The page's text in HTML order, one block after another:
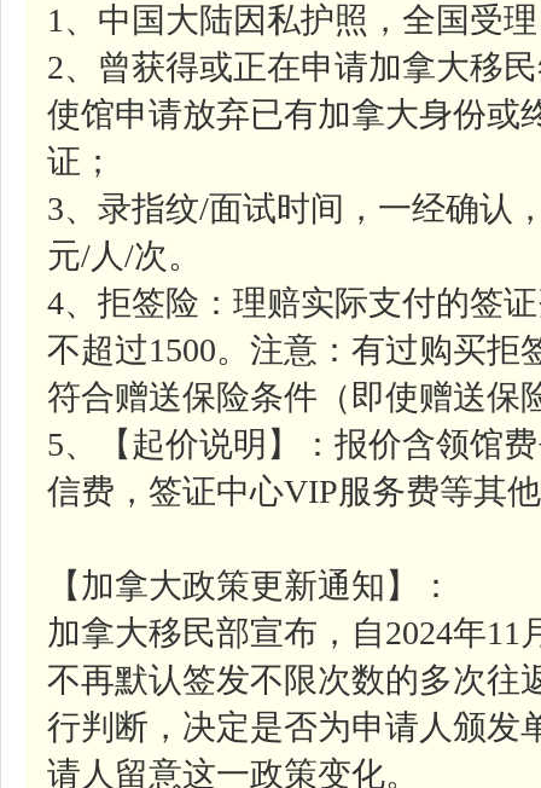
1、中国大陆因私护照，全国受
2、曾获得或正在申请加拿大移
使馆申请放弃已有加拿大身份或
证；
3、录指纹/面试时间，一经确认
元/人/次。
4、拒签险：理赔实际支付的签
不超过1500。注意：有过购买
符合赠送保险条件（即使赠送保
5、【起价说明】：报价含领馆
信费，签证中心VIP服务费等其
【加拿大政策更新通知】：
加拿大移民部宣布，自2024年
不再默认签发不限次数的多次往
行判断，决定是否为申请人颁发
请人留意这一政策变化。